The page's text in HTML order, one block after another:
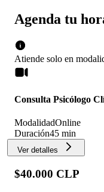
Agenda tu
Atiende solo en
Consulta Psicólogo
ModalidadOnline
Duración45 min
Ver detalles
$40.000 CLP